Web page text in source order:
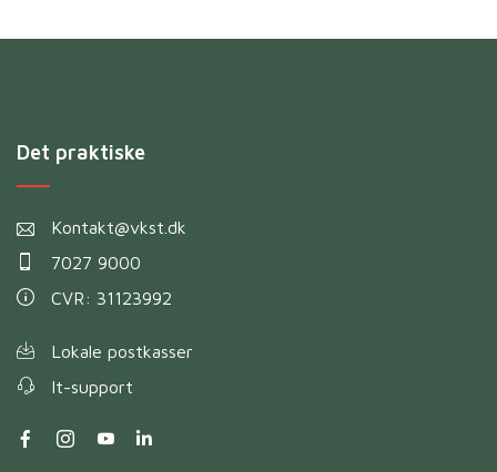
Det praktiske
Kontakt@vkst.dk
7027 9000
CVR: 31123992
Lokale postkasser
It-support